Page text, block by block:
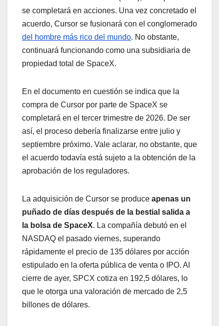
se completará en acciones. Una vez concretado el
acuerdo, Cursor se fusionará con el conglomerado
del hombre más rico del mundo. No obstante,
continuará funcionando como una subsidiaria de
propiedad total de SpaceX.
En el documento en cuestión se indica que la
compra de Cursor por parte de SpaceX se
completará en el tercer trimestre de 2026. De ser
así, el proceso debería finalizarse entre julio y
septiembre próximo. Vale aclarar, no obstante, que
el acuerdo todavía está sujeto a la obtención de la
aprobación de los reguladores.
La adquisición de Cursor se produce apenas un
puñado de días después de la bestial salida a
la bolsa de SpaceX. La compañía debutó en el
NASDAQ el pasado viernes, superando
rápidamente el precio de 135 dólares por acción
estipulado en la oferta pública de venta o IPO. Al
cierre de ayer, SPCX cotiza en 192,5 dólares, lo
que le otorga una valoración de mercado de 2,5
billones de dólares.